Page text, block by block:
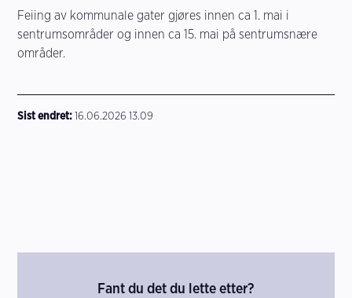
Feiing av kommunale gater gjøres innen ca 1. mai i
sentrumsområder og innen ca 15. mai på sentrumsnære
områder.
Sist endret 16.06.2026 13.09
Fant du det du lette etter?